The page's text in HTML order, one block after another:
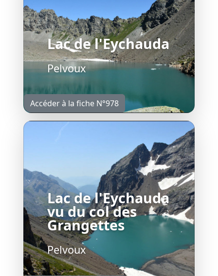
Lac de l'Eychauda
Pelvoux
Accéder à la fiche N°978
Lac de l'Eychauda
vu du col des
Grangettes
Pelvoux